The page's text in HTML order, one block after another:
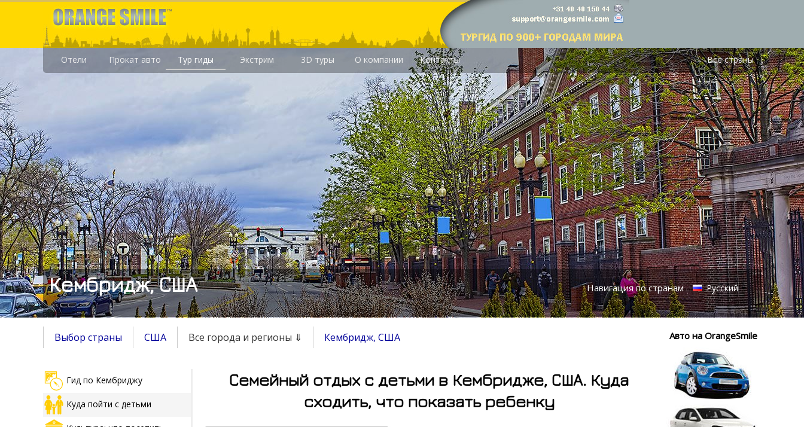
Отели Прокат авто Тур гиды Экстрим 3D туры О компании Контакты Все страны
Кембридж, США Навигация по странам Русский
Выбор страны США Все города и регионы ⇓ Кембридж, США
Гид по Кембриджу
Куда пойти с детьми
Семейный отдых с детьми в Кембридже, США. Куда
сходить, что показать ребенку
Авто на OrangeSmile